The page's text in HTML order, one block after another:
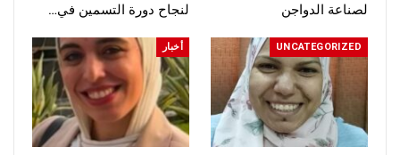
لصناعة الدواجن
لنجاح دورة التسمين في…
UNCATEGORIZED أخبار